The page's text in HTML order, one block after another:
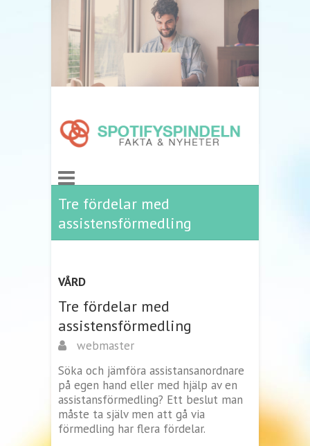
Tre fördelar med
assistensförmedling
VÅRD
Tre fördelar med
assistensförmedling
webmaster
Söka och jämföra assistansanordnare
på egen hand eller med hjälp av en
assistansförmedling? Ett beslut man
måste ta själv men att gå via
förmedling har flera fördelar.